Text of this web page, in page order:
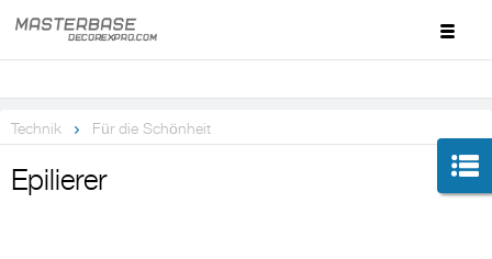
Technik Für die Schönheit
Epilierer